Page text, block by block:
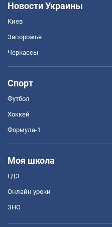
Новости Украины
Киев
Запорожье
Черкассы
Спорт
Футбол
Хоккей
Формула-1
Моя школа
ГДЗ
Онлайн уроки
ЗНО